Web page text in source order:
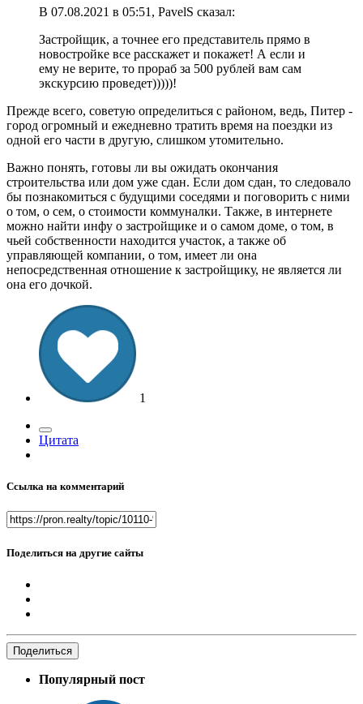
В 07.08.2021 в 05:51, PavelS сказал:
Застройщик, а точнее его представитель прямо в
новостройке все расскажет и покажет! А если и
ему не верите, то прораб за 500 рублей вам сам
экскурсию проведет)))))!
Прежде всего, советую определиться с районом, ведь, Питер -
город огромный и ежедневно тратить время на поездки из
одной его части в другую, слишком утомительно.
Важно понять, готовы ли вы ожидать окончания
строительства или дом уже сдан. Если дом сдан, то следовало
бы познакомиться с будущими соседями и поговорить с ними
о том, о сем, о стоимости коммуналки. Также, в интернете
можно найти инфу о застройщике и о самом доме, о том, в
чьей собственности находится участок, а также об
управляющей компании, о том, имеет ли она
непосредственная отношение к застройщику, не является ли
она его дочкой.
1
Цитата
Ссылка на комментарий
Поделиться на другие сайты
Поделиться
Популярный пост